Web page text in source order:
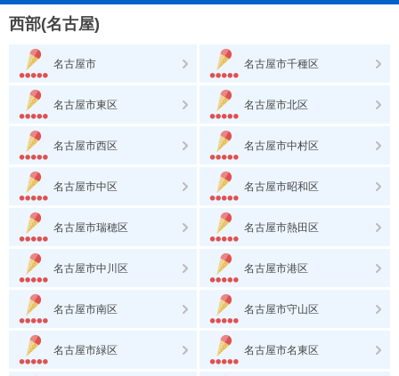
西部(名古屋)
名古屋市 名古屋市千種区
名古屋市東区 名古屋市北区
名古屋市西区 名古屋市中村区
名古屋市中区 名古屋市昭和区
名古屋市瑞穂区 名古屋市熱田区
名古屋市中川区 名古屋市港区
名古屋市南区 名古屋市守山区
名古屋市緑区 名古屋市名東区